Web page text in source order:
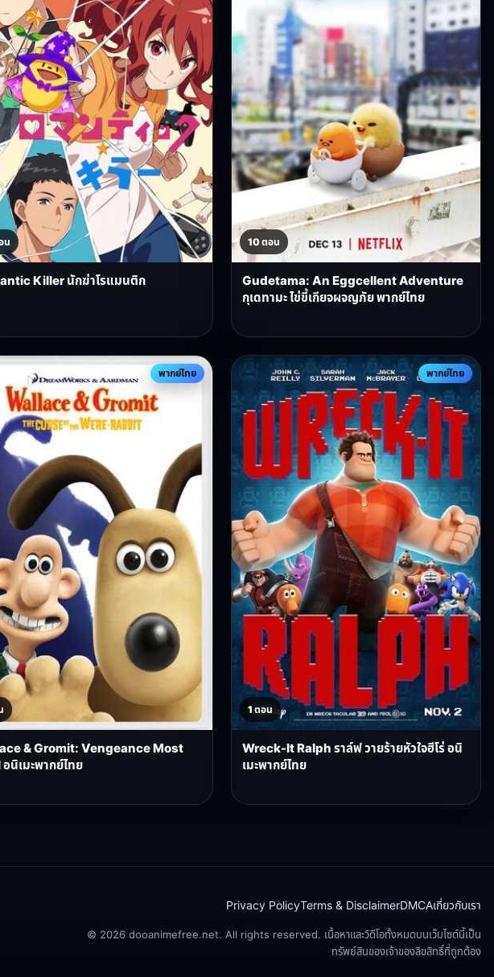
น
Killer นักฆ่าโรแมนติก
10 ตอน
Gudetama: An Eggcellent Adventure
กุเดทามะ ไข่ขี้เกียจผจญภัย พากย์ไทย
พากย์ไทย
& Gromit: Vengeance Most
นิเมะพากย์ไทย
พากย์ไทย
1 ตอน
Wreck-It Ralph ราล์ฟ วายร้ายหัวใจฮีโร่ อนิ
เมะพากย์ไทย
Privacy PolicyTerms & DisclaimerDMCAเกี่ยวกับเรา
© 2026 dooanimefree.net. All rights reserved. เนื้อหาและวิดีโอทั้งหมดบนเว็บไซต์นี้เป็น
ทรัพย์สินของเจ้าของลิขสิทธิ์ที่ถูกต้อง